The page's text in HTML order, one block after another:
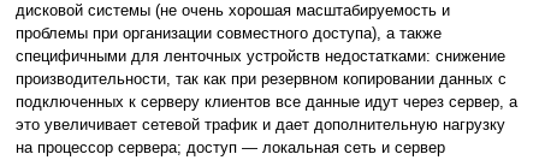
дисковой системы (не очень хорошая масштабируемость и
проблемы при организации совместного доступа), а также
специфичными для ленточных устройств недостатками: снижение
производительности, так как при резервном копировании данных с
подключенных к серверу клиентов все данные идут через сервер, а
это увеличивает сетевой трафик и дает дополнительную нагрузку
на процессор сервера; доступ — локальная сеть и сервер